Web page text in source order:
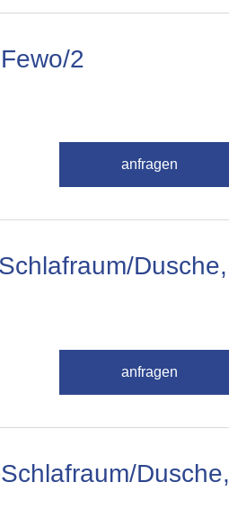
2
anfragen
Dusche,
anfragen
Dusche,